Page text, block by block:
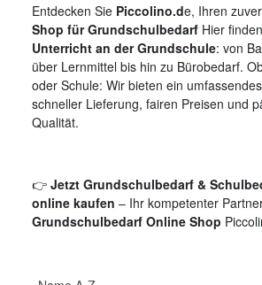
Entdecken Sie Piccolino.de, Ihren
Shop für Grundschulbedarf Hier
Unterricht an der Grundschule: von
über Lernmittel bis hin zu Bürobedarf.
oder Schule: Wir bieten ein
schneller Lieferung, fairen Preisen und
Qualität.
👉 Jetzt Grundschulbedarf &
online kaufen – Ihr kompetenter
Grundschulbedarf Online Shop